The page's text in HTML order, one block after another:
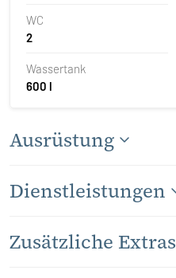
WC
2
Wassertank
600 l
Ausrüstung
Dienstleistungen
Zusätzliche Extras